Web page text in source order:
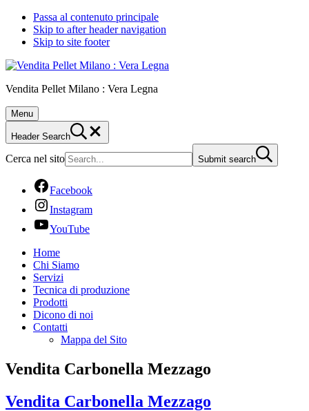
Passa al contenuto principale
Skip to after header navigation
Skip to site footer
Vendita Pellet Milano : Vera Legna
Menu
Header Search
Cerca nel sito Submit search
Facebook
Instagram
YouTube
Home
Chi Siamo
Servizi
Tecnica di produzione
Prodotti
Dicono di noi
Contatti
Mappa del Sito
Vendita Carbonella Mezzago
Vendita Carbonella Mezzago